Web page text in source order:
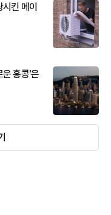
킨 메이
운 홍콩'은